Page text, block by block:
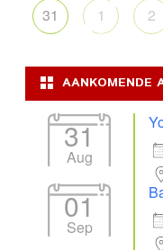
31 1 2
AANKOMENDE
31
Aug
01
Sep